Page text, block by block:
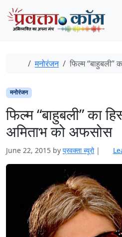
Skip to content
Skip to footer
Home
मनोरंजन फिल्म “बाहुबली”
मनोरंजन
फिल्म “बाहुबली” का
अमिताभ को अफसोस
June 22, 2015 by प्रवक्ता ब्यूरो |